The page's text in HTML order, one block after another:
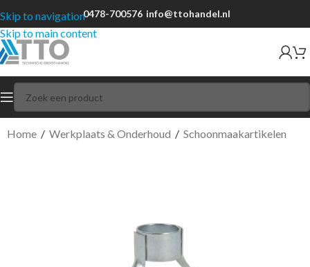
Skip to navigation
Skip to main content
0478-700576 info@ttohandel.nl
Home / Werkplaats & Onderhoud / Schoonmaakartikelen